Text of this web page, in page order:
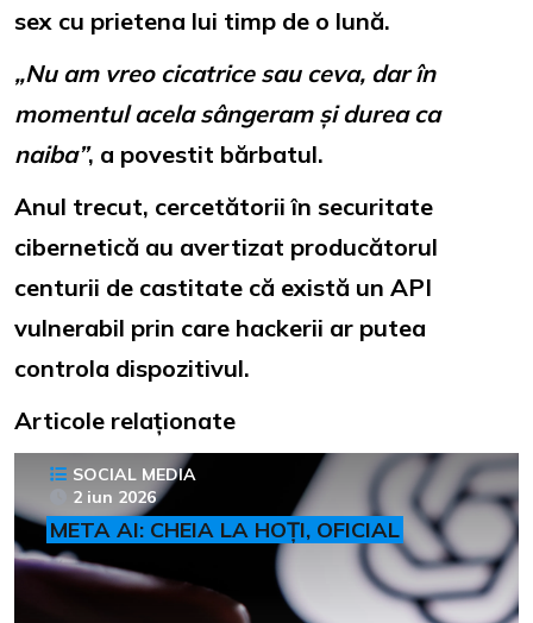
sex cu prietena lui timp de o lună.
„Nu am vreo cicatrice sau ceva, dar în
momentul acela sângeram și durea ca
naiba”, a povestit bărbatul.
Anul trecut, cercetătorii în securitate
cibernetică au avertizat producătorul
centurii de castitate că există un API
vulnerabil prin care hackerii ar putea
controla dispozitivul.
Articole relaționate
SOCIAL MEDIA
2 iun 2026
META AI: CHEIA LA HOȚI, OFICIAL